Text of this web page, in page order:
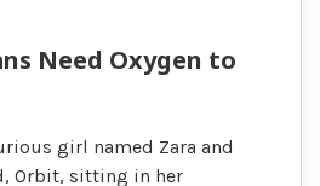
Need Oxygen to
girl named Zara and
Orbit, sitting in her